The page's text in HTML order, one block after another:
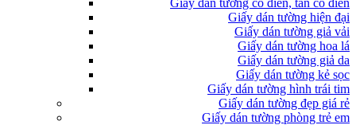
Giấy dán tường cổ điển, tân cổ điển
Giấy dán tường hiện đại
Giấy dán tường giả vải
Giấy dán tường hoa lá
Giấy dán tường giả da
Giấy dán tường kẻ sọc
Giấy dán tường hình trái tim
Giấy dán tường đẹp giá rẻ
Giấy dán tường phòng trẻ em